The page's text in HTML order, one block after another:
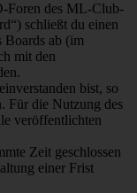
Foren des ML-Club-
schließt du einen
Boards ab (im
mit den
bist, so
Für die Nutzung des
veröffentlichten
Zeit geschlossen
einer Frist